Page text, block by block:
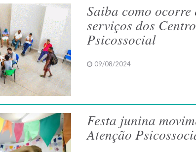
Saiba como ocorre
serviços dos
Psicossocial
09/08/2024
Festa junina
Atenção